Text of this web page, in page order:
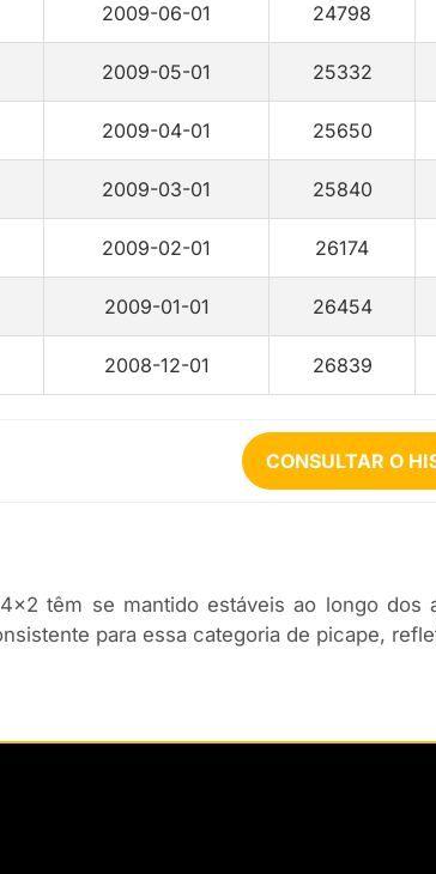
2009-06-01 24798
2009-05-01 25332
2009-04-01 25650
2009-03-01 25840
2009-02-01 26174
2009-01-01 26454
2008-12-01 26839
CONSULTAR O
têm se mantido estáveis ao longo
para essa categoria de picape,